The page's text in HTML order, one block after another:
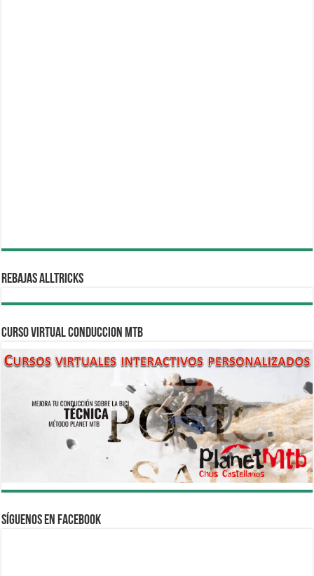
REBAJAS ALLTRICKS
CURSO VIRTUAL CONDUCCION MTB
Síguenos en Facebook